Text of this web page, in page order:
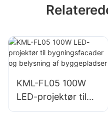
KML-FL05 100W
LED-projektør til
bygningsfacader